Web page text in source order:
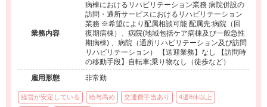
業務内容
病棟におけるリハビリテーション業務 病院併設の
訪問・通所サービスにおけるリハビリテーション
業務 ※希望により配属相談可能 配属先:病院（回
復期病棟）、病院(地域包括ケア病棟及び一般急性
期病棟) 、病院（通所リハビリテーション及び訪問
リハビリテーション） 【送迎業務】なし 【訪問時
の移動手段】自転車;乗り物なし（徒歩など）
雇用形態
非常勤
経営が安定している 給与高め 交通費手当あり 4週8休以上